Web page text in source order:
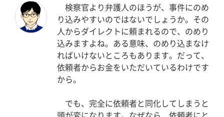
検察官より弁護人のほうが、事件にのめ
り込みやすいのではないでしょうか。その
人からダイレクトに頼まれるので、のめり
込みますよね。ある意味、のめり込まなけ
ればいけないところもあります。だって、
依頼者からお金をいただいているわけです
から。
でも、完全に依頼者と同化してしまうと